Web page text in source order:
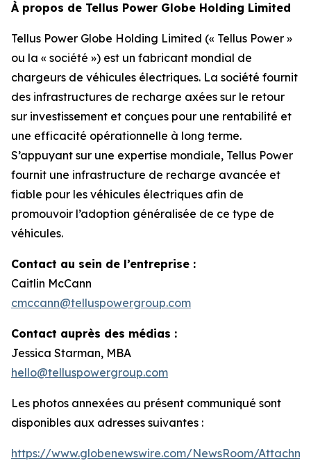
À propos de Tellus Power Globe Holding Limited
Tellus Power Globe Holding Limited (« Tellus Power »
ou la « société ») est un fabricant mondial de
chargeurs de véhicules électriques. La société fournit
des infrastructures de recharge axées sur le retour
sur investissement et conçues pour une rentabilité et
une efficacité opérationnelle à long terme.
S’appuyant sur une expertise mondiale, Tellus Power
fournit une infrastructure de recharge avancée et
fiable pour les véhicules électriques afin de
promouvoir l’adoption généralisée de ce type de
véhicules.
Contact au sein de l’entreprise :
Caitlin McCann
cmccann@telluspowergroup.com
Contact auprès des médias :
Jessica Starman, MBA
hello@telluspowergroup.com
Les photos annexées au présent communiqué sont
disponibles aux adresses suivantes :
https://www.globenewswire.com/NewsRoom/